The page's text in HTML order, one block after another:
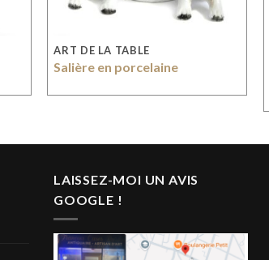
ART DE LA TABLE
Salière en porcelaine
LAISSEZ-MOI UN AVIS
GOOGLE !